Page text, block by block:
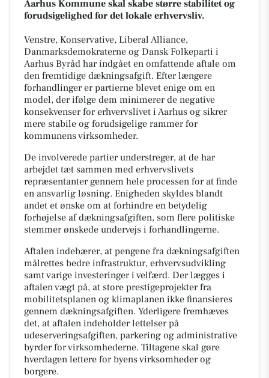
Aarhus Kommune skal skabe større stabilitet og
forudsigelighed for det lokale erhvervsliv.
Venstre, Konservative, Liberal Alliance,
Danmarksdemokraterne og Dansk Folkeparti i
Aarhus Byråd har indgået en omfattende aftale om
den fremtidige dækningsafgift. Efter længere
forhandlinger er partierne blevet enige om en
model, der ifølge dem minimerer de negative
konsekvenser for erhvervslivet i Aarhus og sikrer
mere stabile og forudsigelige rammer for
kommunens virksomheder.
De involverede partier understreger, at de har
arbejdet tæt sammen med erhvervslivets
repræsentanter gennem hele processen for at finde
en ansvarlig løsning. Enigheden skyldes blandt
andet et ønske om at forhindre en betydelig
forhøjelse af dækningsafgiften, som flere politiske
stemmer ønskede undervejs i forhandlingerne.
Aftalen indebærer, at pengene fra dækningsafgiften
målrettes bedre infrastruktur, erhvervsudvikling
samt varige investeringer i velfærd. Der lægges i
aftalen vægt på, at store prestigeprojekter fra
mobilitetsplanen og klimaplanen ikke finansieres
gennem dækningsafgiften. Yderligere fremhæves
det, at aftalen indeholder lettelser på
udeserveringsafgiften, parkering og administrative
byrder for virksomhederne. Tiltagene skal gøre
hverdagen lettere for byens virksomheder og
borgere.